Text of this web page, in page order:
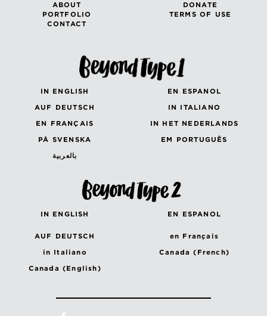
ABOUT
DONATE
PORTFOLIO
TERMS OF USE
CONTACT
IN ENGLISH
EN ESPANOL
AUF DEUTSCH
IN ITALIANO
EN FRANÇAIS
IN HET NEDERLANDS
PÅ SVENSKA
EM PORTUGUÊS
بالعربية
IN ENGLISH EN ESPANOL
AUF DEUTSCH
en Français
in Italiano
Canada (French)
Canada (English)